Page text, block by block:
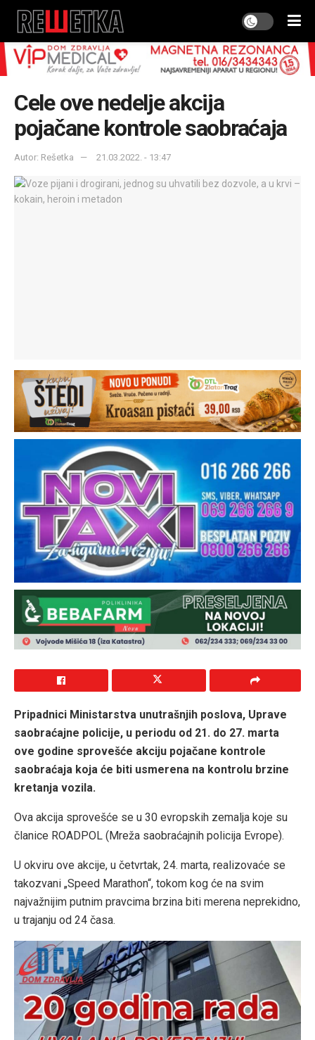
Cele ove nedelje akcija
pojačane kontrole saobraćaja
Autor: Rešetka 21.03.2022. - 13:47
Pripadnici Ministarstva unutrašnjih poslova, Uprave
saobraćajne policije, u periodu od 21. do 27. marta
ove godine sprovešće akciju pojačane kontrole
saobraćaja koja će biti usmerena na kontrolu brzine
kretanja vozila.
Ova akcija sprovešće se u 30 evropskih zemalja koje su
članice ROADPOL (Mreža saobraćajnih policija Evrope).
U okviru ove akcije, u četvrtak, 24. marta, realizovaće se
takozvani „Speed Marathon“, tokom kog će na svim
najvažnijim putnim pravcima brzina biti merena neprekidno,
u trajanju od 24 časa.